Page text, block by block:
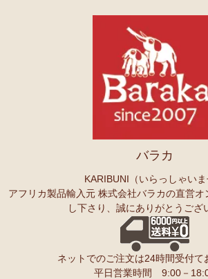
バラカ
KARIBUNI（いらっしゃいま
アフリカ製品輸入元 株式会社バラカの直営
し下さり、誠にありがとうござ
ネットでのご注文は24時間受付て
平日営業時間 9:00－